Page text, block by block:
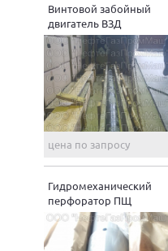
Винтовой забойный
двигатель ВЗД
цена по запросу
Гидромеханический
перфоратор ПЩ